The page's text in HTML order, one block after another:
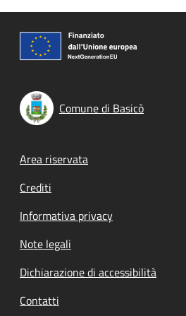
Comune di Basicò
Footer menu
Area riservata
Crediti
Informativa privacy
Note legali
Dichiarazione di accessibilità
Contatti